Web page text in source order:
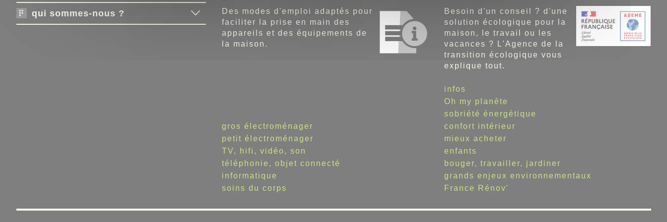
qui sommes-nous ?
Des modes d'emploi adaptés pour
faciliter la prise en main des
appareils et des équipements de
la maison.
gros électroménager
petit électroménager
TV, hifi, vidéo, son
téléphonie, objet connecté
informatique
soins du corps
Besoin d'un conseil ? d'une
solution écologique pour la
maison, le travail ou les
vacances ? L'Agence de la
transition écologique vous
explique tout.
infos
Oh my planète
sobriété énergétique
confort intérieur
mieux acheter
enfants
bouger, travailler, jardiner
grands enjeux environnementaux
France Rénov'